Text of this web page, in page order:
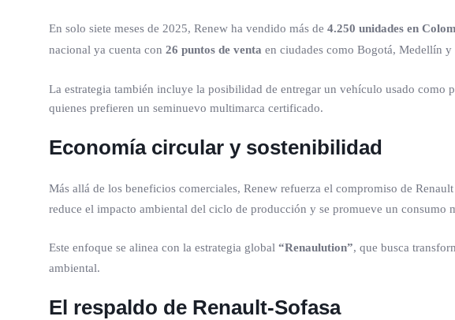
En solo siete meses de 2025, Renew ha vendido más de 4.250 unidades en
nacional ya cuenta con 26 puntos de venta en ciudades como Bogotá, Medellín
La estrategia también incluye la posibilidad de entregar un vehículo usado como
quienes prefieren un seminuevo multimarca certificado.
Economía circular y sostenibilidad
Más allá de los beneficios comerciales, Renew refuerza el compromiso de
reduce el impacto ambiental del ciclo de producción y se promueve un consumo
Este enfoque se alinea con la estrategia global “Renaulution”, que busca
ambiental.
El respaldo de Renault-Sofasa